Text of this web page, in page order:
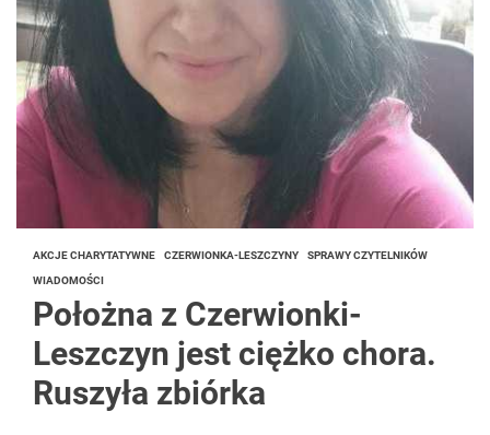
AKCJE CHARYTATYWNE CZERWIONKA-LESZCZYNY SPRAWY CZYTELNIKÓW
WIADOMOŚCI
Położna z Czerwionki-
Leszczyn jest ciężko chora.
Ruszyła zbiórka